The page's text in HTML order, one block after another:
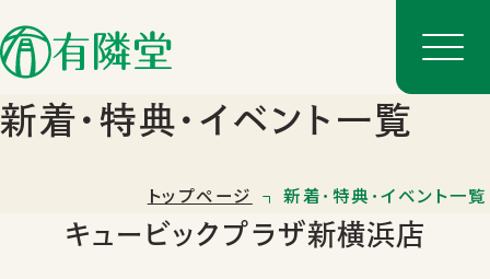
新着･特典･イベント一覧
トップページ 新着･特典･イベント一覧
キュービックプラザ新横浜店